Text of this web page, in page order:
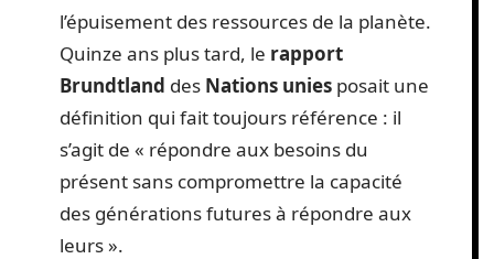
l’épuisement des ressources de la planète.
Quinze ans plus tard, le rapport
Brundtland des Nations unies posait une
définition qui fait toujours référence : il
s’agit de « répondre aux besoins du
présent sans compromettre la capacité
des générations futures à répondre aux
leurs ».